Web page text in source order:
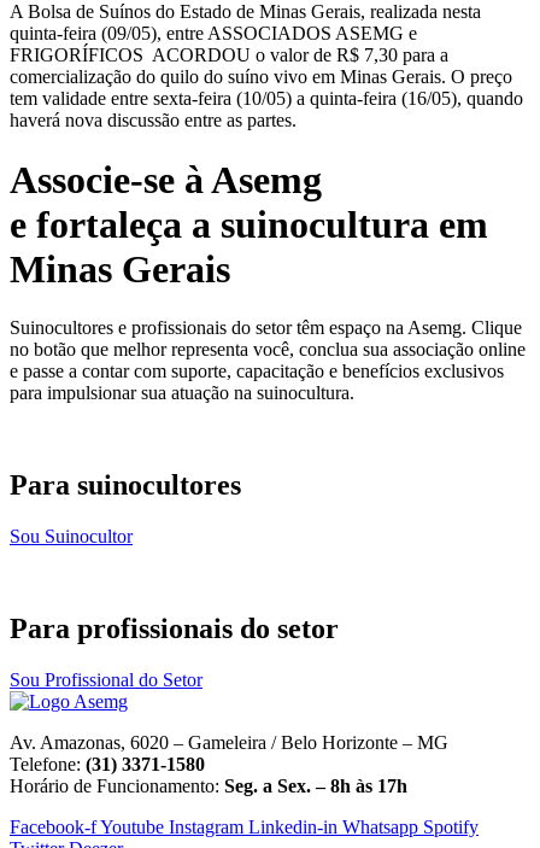
A Bolsa de Suínos do Estado de Minas Gerais, realizada nesta
quinta-feira (09/05), entre ASSOCIADOS ASEMG e
FRIGORÍFICOS ACORDOU o valor de R$ 7,30 para a
comercialização do quilo do suíno vivo em Minas Gerais. O preço
tem validade entre sexta-feira (10/05) a quinta-feira (16/05), quando
haverá nova discussão entre as partes.
Associe-se à Asemg
e fortaleça a suinocultura em
Minas Gerais
Suinocultores e profissionais do setor têm espaço na Asemg. Clique
no botão que melhor representa você, conclua sua associação online
e passe a contar com suporte, capacitação e benefícios exclusivos
para impulsionar sua atuação na suinocultura.
Para suinocultores
Sou Suinocultor
Para profissionais do setor
Sou Profissional do Setor
Av. Amazonas, 6020 – Gameleira / Belo Horizonte – MG
Telefone: (31) 3371-1580
Horário de Funcionamento: Seg. a Sex. – 8h às 17h
Facebook-fYoutube Instagram Linkedin-in Whatsapp Spotify